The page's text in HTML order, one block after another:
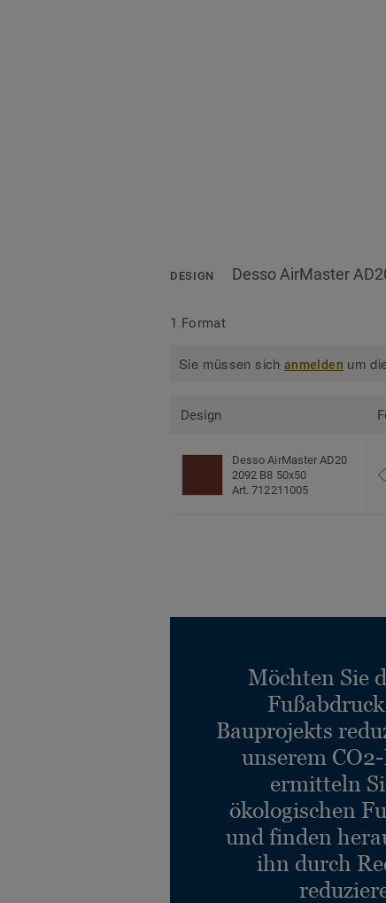
DESIGN Desso AirMaster
1 Format
Sie müssen sichanmelden um
Design
Desso AirMaster AD20
2092 B8 50x50
Art. 712211005
Möchten Sie
Bauprojekts
unserem
ermitteln
ökologischen
und finden
ihn durch